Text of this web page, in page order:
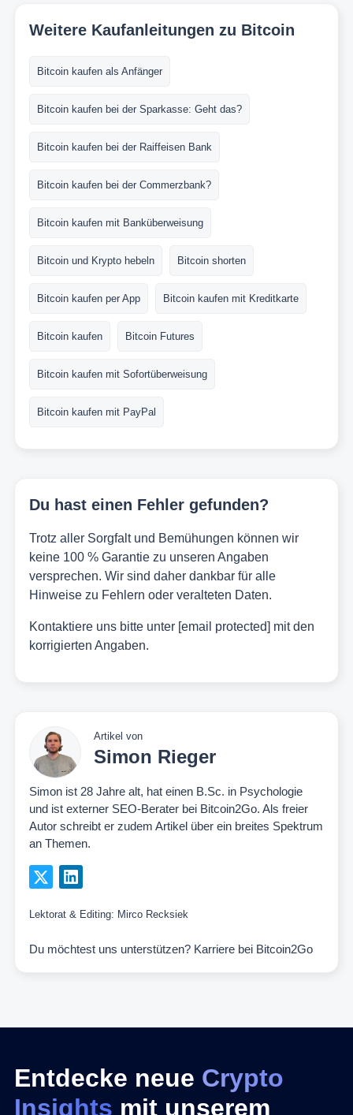
Weitere Kaufanleitungen zu Bitcoin
Bitcoin kaufen als Anfänger
Bitcoin kaufen bei der Sparkasse: Geht das?
Bitcoin kaufen bei der Raiffeisen Bank
Bitcoin kaufen bei der Commerzbank?
Bitcoin kaufen mit Banküberweisung
Bitcoin und Krypto hebeln Bitcoin shorten
Bitcoin kaufen per App Bitcoin kaufen mit Kreditkarte
Bitcoin kaufen Bitcoin Futures
Bitcoin kaufen mit Sofortüberweisung
Bitcoin kaufen mit PayPal
Du hast einen Fehler gefunden?
Trotz aller Sorgfalt und Bemühungen können wir
keine 100 % Garantie zu unseren Angaben
versprechen. Wir sind daher dankbar für alle
Hinweise zu Fehlern oder veralteten Daten.
Kontaktiere uns bitte unter [email protected] mit den
korrigierten Angaben.
Artikel von
Simon Rieger
Simon ist 28 Jahre alt, hat einen B.Sc. in Psychologie
und ist externer SEO-Berater bei Bitcoin2Go. Als freier
Autor schreibt er zudem Artikel über ein breites Spektrum
an Themen.
Lektorat & Editing: Mirco Recksiek
Du möchtest uns unterstützen? Karriere bei Bitcoin2Go
Entdecke neue Crypto
Insights mit unserem